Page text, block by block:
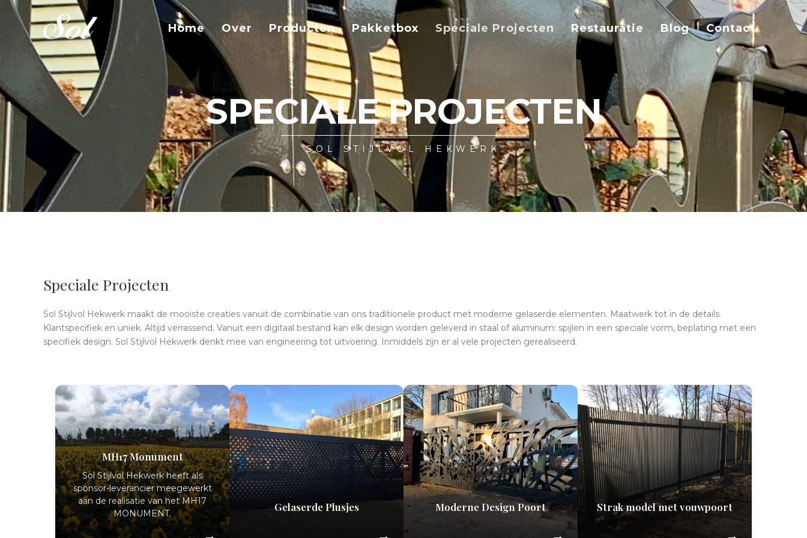
Home Over Producten Pakketbox Speciale Projecten Restauratie Blog Contact
SPECIALE PROJECTEN
SOL STIJLVOL HEKWERK
Speciale Projecten
Sol Stijlvol Hekwerk maakt de mooiste creaties vanuit de combinatie van ons traditionele product met moderne gelaserde elementen. Maatwerk tot in de details.
Klantspecifiek en uniek. Altijd verrassend. Vanuit een digitaal bestand kan elk design worden geleverd in staal of aluminum: spijlen in een speciale vorm, beplating met een
specifiek design. Sol Stijlvol Hekwerk denkt mee van engineering tot uitvoering. Inmiddels zijn er al vele projecten gerealiseerd.
MH17 Monument
Sol Stijlvol Hekwerk heeft als
sponsor-leverancier meegewerkt
aan de realisatie van het MH17
MONUMENT.
Gelaserde Plusjes Moderne Design Poort Strak model met vouwpoort